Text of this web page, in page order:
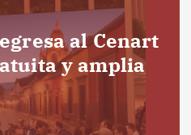
al Cenart
y amplia